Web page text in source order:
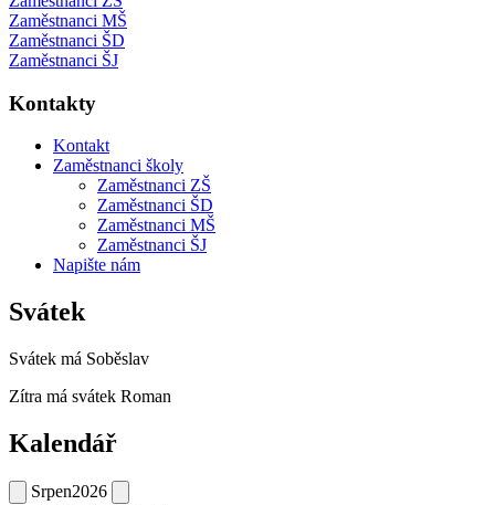
Zaměstnanci MŠ
Zaměstnanci ŠD
Zaměstnanci ŠJ
Kontakty
Kontakt
Zaměstnanci školy
Zaměstnanci ZŠ
Zaměstnanci ŠD
Zaměstnanci MŠ
Zaměstnanci ŠJ
Napište nám
Svátek
Svátek má Soběslav
Zítra má svátek Roman
Kalendář
Srpen2026